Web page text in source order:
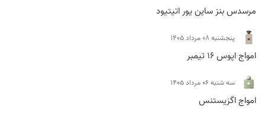
مرسدس بنز ساین یور اتیتیود
پنجشنبه 08 مرداد 1405
امواج اپوس 16 تیمبر
سه شنبه 06 مرداد 1405
امواج اگزیستنس